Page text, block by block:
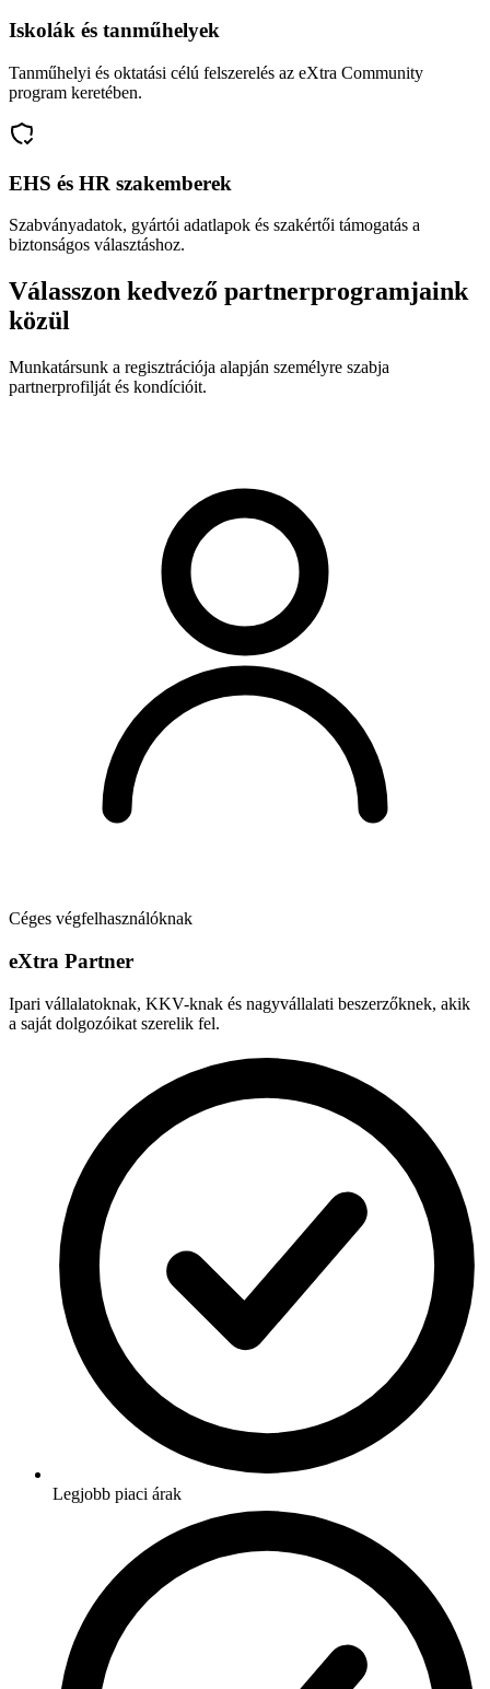
Iskolák és tanműhelyek
Tanműhelyi és oktatási célú felszerelés az eXtra Community
program keretében.
EHS és HR szakemberek
Szabványadatok, gyártói adatlapok és szakértői támogatás a
biztonságos választáshoz.
Válasszon kedvező partnerprogramjaink
közül
Munkatársunk a regisztrációja alapján személyre szabja
partnerprofilját és kondícióit.
Céges végfelhasználóknak
eXtra Partner
Ipari vállalatoknak, KKV-knak és nagyvállalati beszerzőknek, akik
a saját dolgozóikat szerelik fel.
Legjobb piaci árak